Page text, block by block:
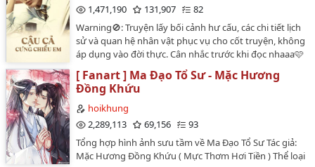
1,471,190
131,907
82
Warning🚫: Truyện lấy bối cảnh hư cấu, các chi tiết lịch
sử và quan hệ nhân vật phục vụ cho cốt truyện, không
áp dụng vào đời thực. Cân nhắc trước khi đọc nhaaa🩷
[ Fanart ] Ma Đạo Tổ Sư - Mặc Hương
Đồng Khứu
hoikhung
2,289,113
69,156
93
Tổng hợp hình ảnh sưu tầm về Ma Đạo Tổ Sư Tác giả:
Mặc Hương Đồng Khứu ( Mực Thơm Hơi Tiền ) Thể loại